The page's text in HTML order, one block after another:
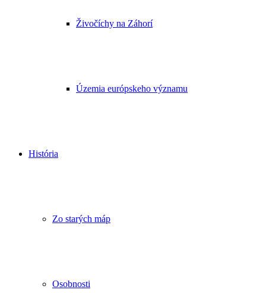
Živočíchy na Záhorí
Územia európskeho významu
História
Zo starých máp
Osobnosti